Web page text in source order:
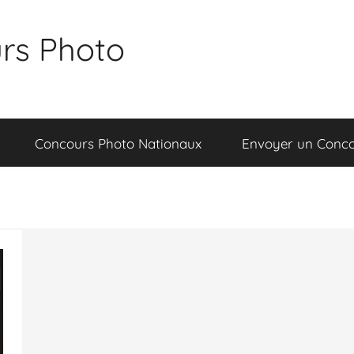
Photo
Concours Photo Nationaux Envoyer un